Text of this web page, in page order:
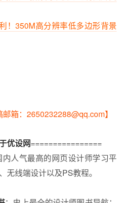
！350M高分辨率低多边形背景
邮箱：2650232288@qq.com】
优设网================
内人气最高的网页设计师学习平
无线端设计以及PS教程。